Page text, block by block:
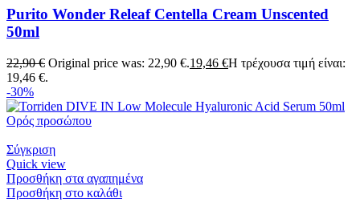
Purito Wonder Releaf Centella Cream Unscented
50ml
22,90€ Original price was: 22,90 €.19,46 €Η τρέχουσα τιμή είναι:
19,46 €.
-30%
Σύγκριση
Quick view
Προσθήκη στα αγαπημένα
Προσθήκη στο καλάθι